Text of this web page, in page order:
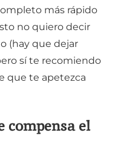
más rápido
no quiero decir
(hay que dejar
sí te recomiendo
que te apetezca
compensa el